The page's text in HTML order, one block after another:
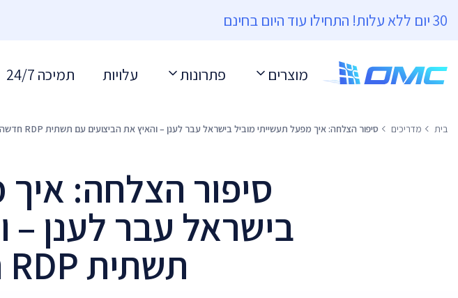
30 יום ללא עלות! התחילו עוד היום בחינם
מוצרים פתרונות עלויות תמיכה 24/7
בית מדריכים סיפור הצלחה: איך מפעל תעשייתי מוביל בישראל עבר לענן – והאיץ את הביצועים עם תשתית RDP חדשה ומאוזנת
סיפור הצלחה: איך
בישראל עבר לענן –
תשתית RDP חדשה ומאוזנת